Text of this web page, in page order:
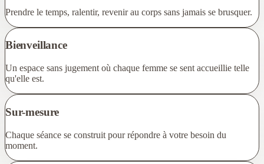
Prendre le temps, ralentir, revenir au corps sans jamais se brusquer.
Bienveillance
Un espace sans jugement où chaque femme se sent accueillie telle
qu'elle est.
Sur-mesure
Chaque séance se construit pour répondre à votre besoin du
moment.